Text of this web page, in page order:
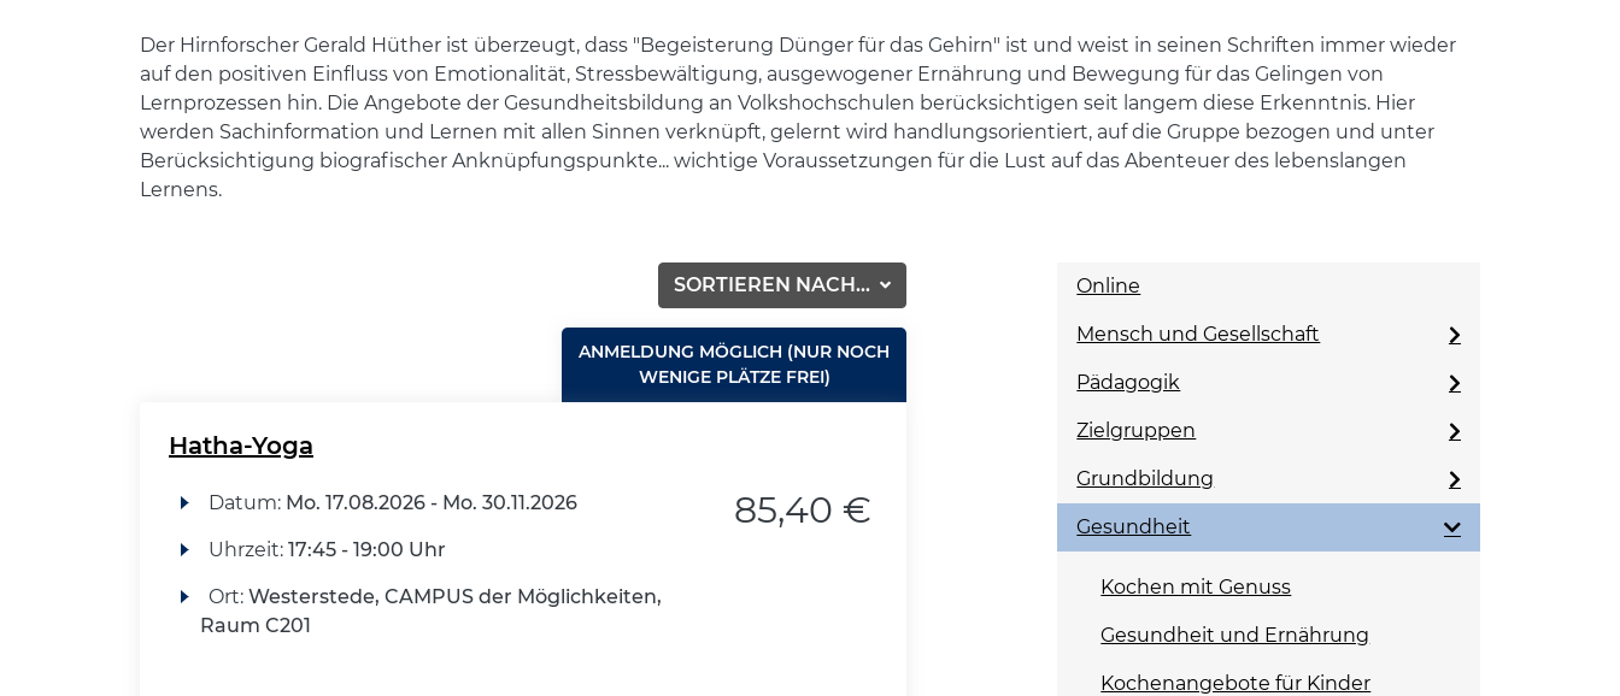
Der Hirnforscher Gerald Hüther ist überzeugt, dass "Begeisterung Dünger für das Gehirn" ist und weist in seinen Schriften immer wieder
auf den positiven Einfluss von Emotionalität, Stressbewältigung, ausgewogener Ernährung und Bewegung für das Gelingen von
Lernprozessen hin. Die Angebote der Gesundheitsbildung an Volkshochschulen berücksichtigen seit langem diese Erkenntnis. Hier
werden Sachinformation und Lernen mit allen Sinnen verknüpft, gelernt wird handlungsorientiert, auf die Gruppe bezogen und unter
Berücksichtigung biografischer Anknüpfungspunkte... wichtige Voraussetzungen für die Lust auf das Abenteuer des lebenslangen
Lernens.
SORTIEREN NACH...
ANMELDUNG MÖGLICH (NUR NOCH
WENIGE PLÄTZE FREI)
Hatha-Yoga
Datum: Mo. 17.08.2026 - Mo. 30.11.2026
Uhrzeit: 17:45 - 19:00 Uhr
Ort: Westerstede, CAMPUS der Möglichkeiten,
Raum C201
85,40 €
Online
Mensch und Gesellschaft
Pädagogik
Zielgruppen
Grundbildung
Gesundheit
Kochen mit Genuss
Gesundheit und Ernährung
Kochenangebote für Kinder